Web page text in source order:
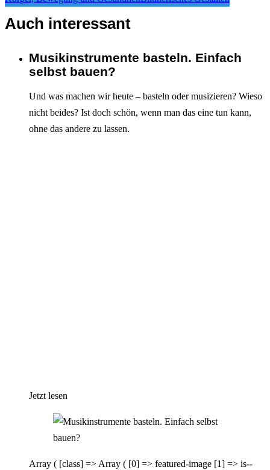
Auch interessant
Interagieren
Musikinstrumente basteln. Einfach
selbst bauen?
Und was machen wir heute – basteln oder musizieren? Wieso
nicht beides? Ist doch schön, wenn man das eine tun kann,
ohne das andere zu lassen.
Jetzt lesen
Array ( [class] => Array ( [0] => featured-image [1] => is--